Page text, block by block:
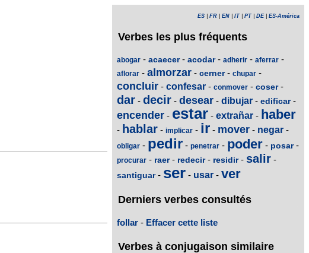
ES FR EN IT PT DE| ES-América
Verbes les plus fréquents
abogar - acaecer- acodar- adherir - aferrar -
aflorar - almorzar - cerner- chupar -
concluir - confesar - conmover - coser-
dar - decir - desear - dibujar - edificar-
encender - estar - extrañar - haber
- hablar - implicar - ir - mover - negar -
obligar - pedir - penetrar - poder - posar-
procurar - raer- redecir- residir- salir -
santiguar- ser - usar - ver
Derniers verbes consultés
follar - Effacer cette liste
Verbes à conjugaison similaire